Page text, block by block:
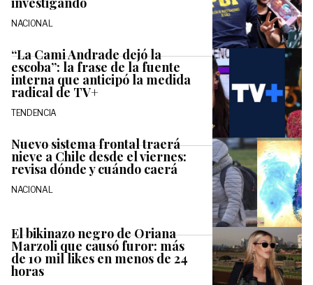
NACIONAL
“La Cami Andrade dejó la
escoba”: la frase de la fuente
interna que anticipó la medida
radical de TV+
TENDENCIA
Nuevo sistema frontal traerá
nieve a Chile desde el viernes:
revisa dónde y cuándo caerá
NACIONAL
El bikinazo negro de Oriana
Marzoli que causó furor: más
de 10 mil likes en menos de 24
horas